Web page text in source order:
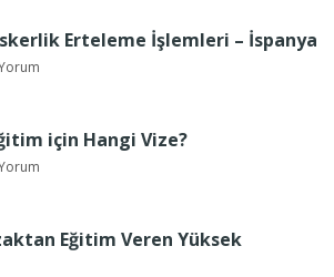
Erteleme İşlemleri – İspanya
için Hangi Vize?
Eğitim Veren Yüksek